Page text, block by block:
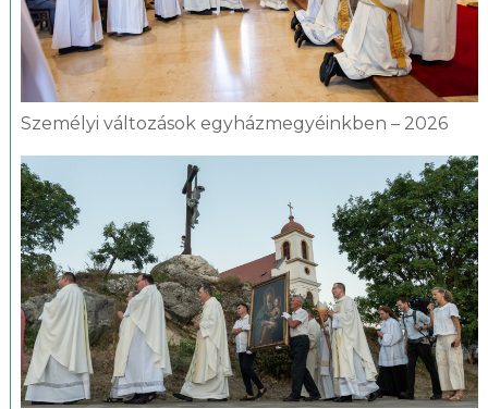
Személyi változások egyházmegyéinkben – 2026